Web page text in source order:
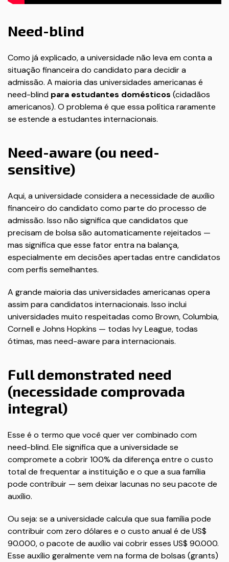
Need-blind
Como já explicado, a universidade não leva em conta a
situação financeira do candidato para decidir a
admissão. A maioria das universidades americanas é
need-blind para estudantes domésticos (cidadãos
americanos). O problema é que essa política raramente
se estende a estudantes internacionais.
Need-aware (ou need-
sensitive)
Aqui, a universidade considera a necessidade de auxílio
financeiro do candidato como parte do processo de
admissão. Isso não significa que candidatos que
precisam de bolsa são automaticamente rejeitados —
mas significa que esse fator entra na balança,
especialmente em decisões apertadas entre candidatos
com perfis semelhantes.
A grande maioria das universidades americanas opera
assim para candidatos internacionais. Isso inclui
universidades muito respeitadas como Brown, Columbia,
Cornell e Johns Hopkins — todas Ivy League, todas
ótimas, mas need-aware para internacionais.
Full demonstrated need
(necessidade comprovada
integral)
Esse é o termo que você quer ver combinado com
need-blind. Ele significa que a universidade se
compromete a cobrir 100% da diferença entre o custo
total de frequentar a instituição e o que a sua família
pode contribuir — sem deixar lacunas no seu pacote de
auxílio.
Ou seja: se a universidade calcula que sua família pode
contribuir com zero dólares e o custo anual é de US$
90.000, o pacote de auxílio vai cobrir esses US$ 90.000.
Esse auxílio geralmente vem na forma de bolsas (grants)